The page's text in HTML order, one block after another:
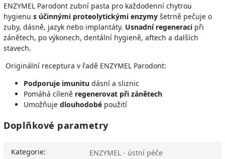
ENZYMEL Parodont zubní pasta pro každodenní chytrou
hygienu s účinnými proteolytickými enzymy šetrně pečuje o
zuby, dásně, jazyk nebo implantáty. Usnadní regeneraci při
zánětech, po výkonech, dentální hygieně, aftech a dalších
stavech.
Originální receptura v řadě ENZYMEL Parodont:
Podporuje imunitu dásní a sliznic
Pomáhá cíleně regenerovat při zánětech
Umožňuje dlouhodobé použití
Doplňkové parametry
Kategorie: ENZYMEL - ústní péče